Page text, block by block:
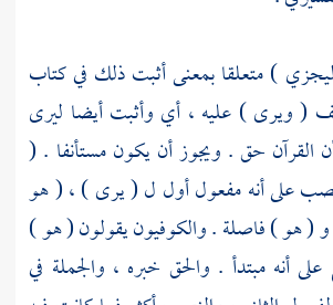
) متعلقا بمعنى أثبت ذلك في كتاب
( ويرى ) عليه ، أي وأثبت أيضا ليرى
القرآن حق . ويجوز أن يكون مستأنفا . (
على أنه مفعول أول ل ( يرى ) ، ( هو
( هو ) فاصلة . والكوفيون يقولون ( هو )
أنه مبتدأ . والحق خبره ، والجملة في